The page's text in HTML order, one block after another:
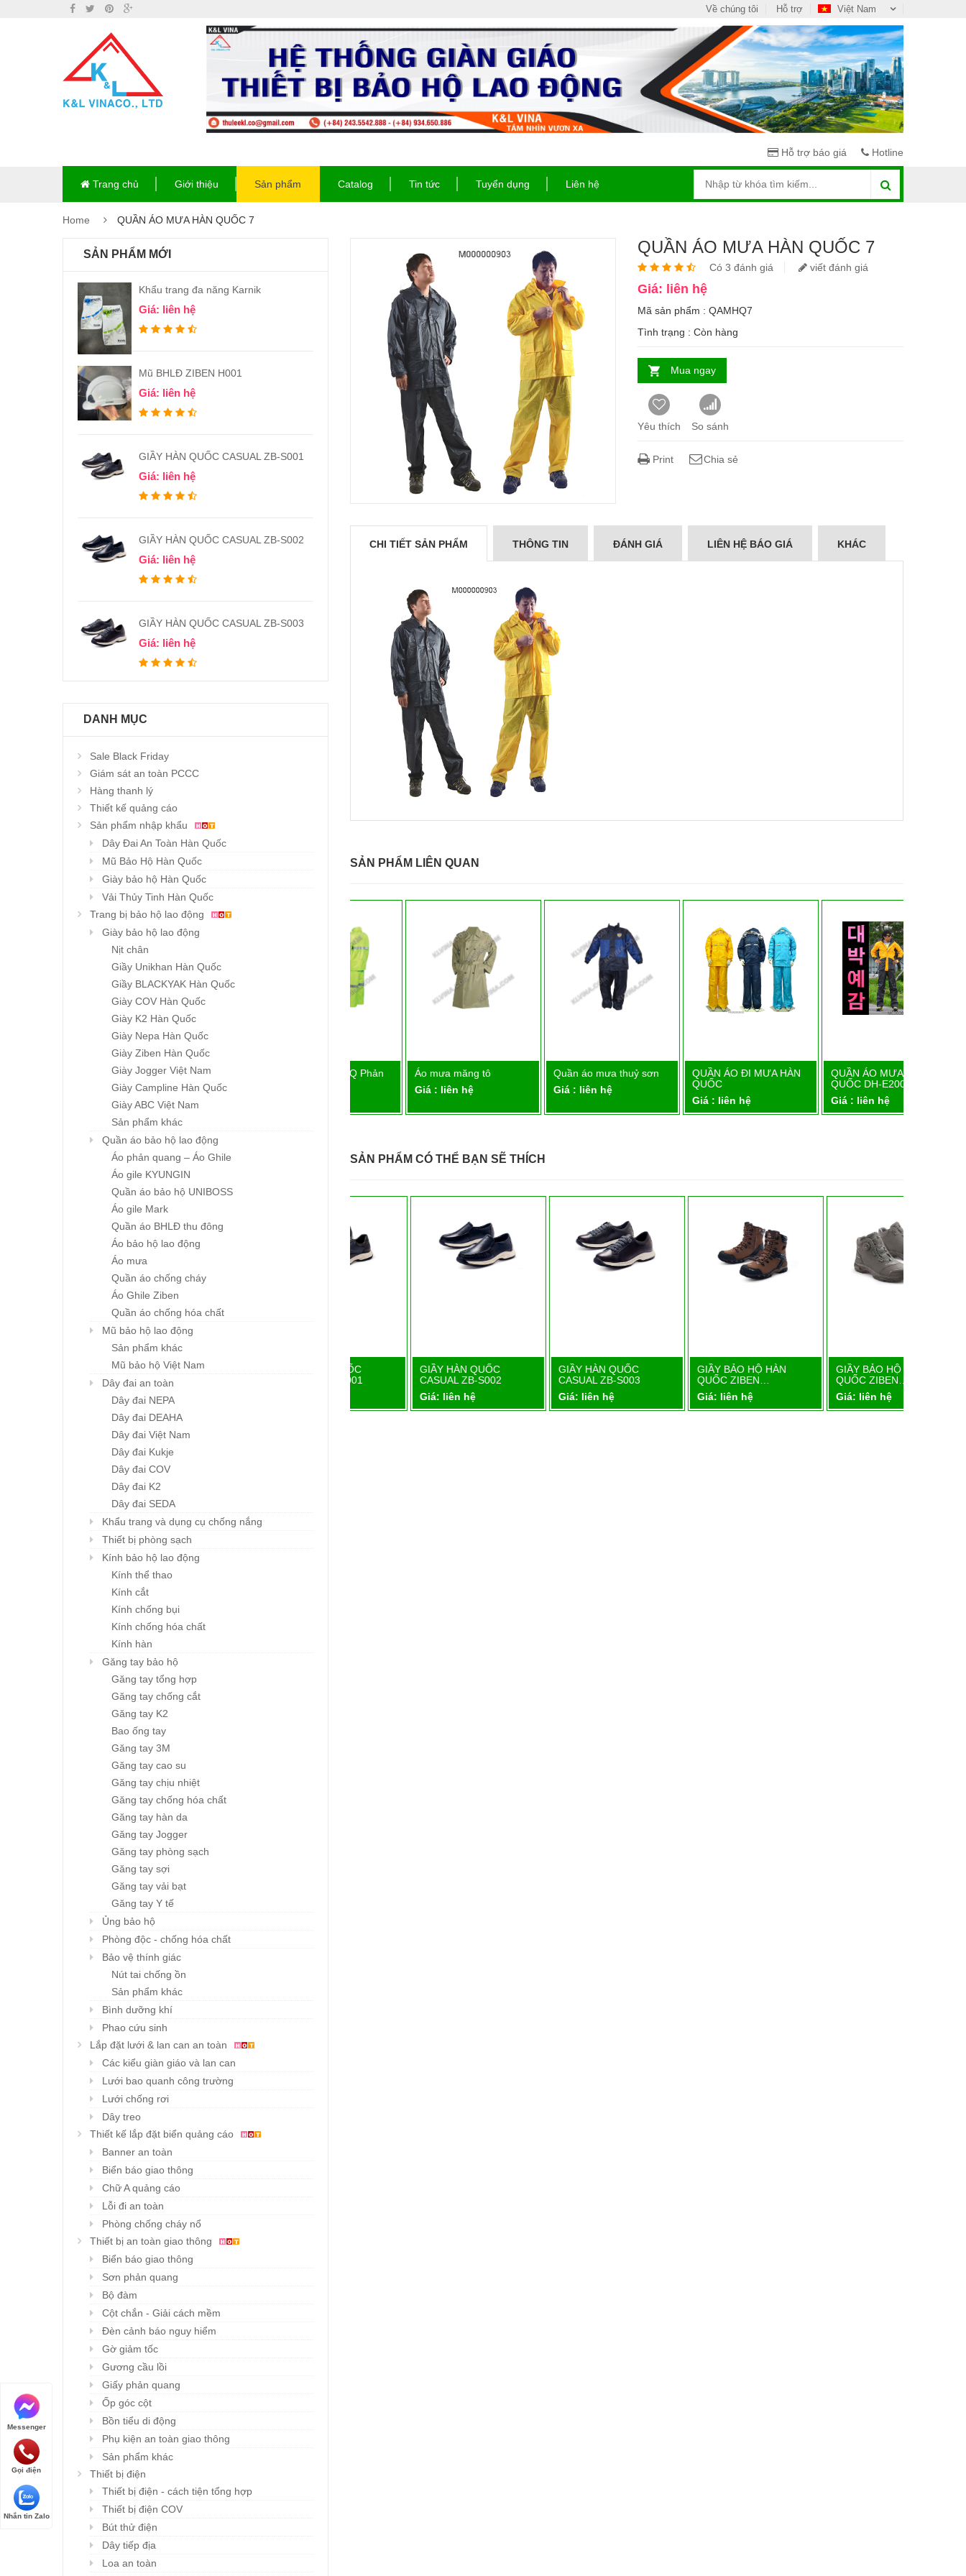
Việt Nam
Về chúng tôi Hỗ trợ
Hỗ trợ báo giá Hotline
Trang chủ Giới thiệu Sản phẩm Catalog Tin tức Tuyển dụng Liên hệ
Home QUẦN ÁO MƯA HÀN QUỐC 7
SẢN PHẨM MỚI
Khẩu trang đa năng Karnik
Giá: liên hệ
Mũ BHLĐ ZIBEN H001
Giá: liên hệ
GIẦY HÀN QUỐC CASUAL ZB-S001
Giá: liên hệ
GIẦY HÀN QUỐC CASUAL ZB-S002
Giá: liên hệ
GIẦY HÀN QUỐC CASUAL ZB-S003
Giá: liên hệ
DANH MỤC
Sale Black Friday
Giám sát an toàn PCCC
Hàng thanh lý
Thiết kế quảng cáo
Sản phẩm nhập khẩu
Dây Đai An Toàn Hàn Quốc
Mũ Bảo Hộ Hàn Quốc
Giày bảo hộ Hàn Quốc
Vải Thủy Tinh Hàn Quốc
Trang bị bảo hộ lao động
Giày bảo hộ lao động
Nịt chân
Giầy Unikhan Hàn Quốc
Giầy BLACKYAK Hàn Quốc
Giày COV Hàn Quốc
Giày K2 Hàn Quốc
Giày Nepa Hàn Quốc
Giày Ziben Hàn Quốc
Giày Jogger Việt Nam
Giày Campline Hàn Quốc
Giày ABC Việt Nam
Sản phẩm khác
Quần áo bảo hộ lao động
Áo phản quang – Áo Ghile
Áo gile KYUNGIN
Quần áo bảo hộ UNIBOSS
Áo gile Mark
Quần áo BHLĐ thu đông
Áo bảo hộ lao động
Áo mưa
Quần áo chống cháy
Áo Ghile Ziben
Quần áo chống hóa chất
Mũ bảo hộ lao động
Sản phẩm khác
Mũ bảo hộ Việt Nam
Dây đai an toàn
Dây đai NEPA
Dây đai DEAHA
Dây đai Việt Nam
Dây đai Kukje
Dây đai COV
Dây đai K2
Dây đai SEDA
Khẩu trang và dụng cụ chống nắng
Thiết bị phòng sạch
Kính bảo hộ lao động
Kính thể thao
Kính cắt
Kính chống bụi
Kính chống hóa chất
Kính hàn
Găng tay bảo hộ
Găng tay tổng hợp
Găng tay chống cắt
Găng tay K2
Bao ống tay
Găng tay 3M
Găng tay cao su
Găng tay chịu nhiệt
Găng tay chống hóa chất
Găng tay hàn da
Găng tay Jogger
Găng tay phòng sạch
Găng tay sợi
Găng tay vải bạt
Găng tay Y tế
Ủng bảo hộ
Phòng độc - chống hóa chất
Bảo vệ thính giác
Nút tai chống ồn
Sản phẩm khác
Bình dưỡng khí
Phao cứu sinh
Lắp đặt lưới & lan can an toàn
Các kiểu giàn giáo và lan can
Lưới bao quanh công trường
Lưới chống rơi
Dây treo
Thiết kế lắp đặt biển quảng cáo
Banner an toàn
Biển báo giao thông
Chữ A quảng cáo
Lỗi đi an toàn
Phòng chống cháy nổ
Thiết bị an toàn giao thông
Biển báo giao thông
Sơn phản quang
Bộ đàm
Cột chắn - Giải cách mềm
Đèn cảnh báo nguy hiểm
Gờ giảm tốc
Gương cầu lồi
Giấy phản quang
Ốp góc cột
Bồn tiểu di động
Phụ kiện an toàn giao thông
Sản phẩm khác
Thiết bị điện
Thiết bị điện - cách tiện tổng hợp
Thiết bị điện COV
Bút thử điện
Dây tiếp địa
Loa an toàn
QUẦN ÁO MƯA HÀN QUỐC 7
Có 3 đánh giá viết đánh giá
Giá: liên hệ
Mã sản phẩm : QAMHQ7
Tình trạng : Còn hàng
Mua ngay
Yêu thích So sánh
Print Chia sẻ
CHI TIẾT SẢN PHẨM THÔNG TIN ĐÁNH GIÁ LIÊN HỆ BÁO GIÁ KHÁC
SẢN PHẨM LIÊN QUAN
Chi tiết
Quần áo mưa HQ 2
Giá : liên hệ
Quang
Chi tiết
Áo mưa măng tô
Giá : liên hệ
Chi tiết
Quần áo mưa thuỷ sơn
Giá : liên hệ
Chi tiết
QUẦN ÁO ĐI MƯA HÀN
Giá : liên hệ
Chi tiết
QUẦN ÁO MƯA HÀN
QUỐC DH-E200
Giá : liên hệ
SẢN PHẨM CÓ THỂ BẠN SẼ THÍCH
Mũ BHLĐ ZIBEN H001
Giá: liên hệ
Chi tiết
GIẦY HÀN QUỐC
CASUAL ZB-S002
Chi tiết
GIẦY HÀN QUỐC
CASUAL ZB-S003
Chi tiết
GIẦY BẢO HỘ HÀN
QUỐC ZIBEN…
Chi tiết
GIẦY BẢO HỘ HÀN
QUỐC ZIBEN…
Messenger
Gọi điện
Nhắn tin Zalo